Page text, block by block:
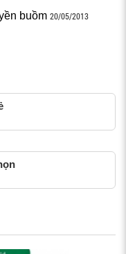
buồm 20/05/2013